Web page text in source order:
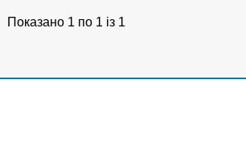
Показано 1 по 1 із 1